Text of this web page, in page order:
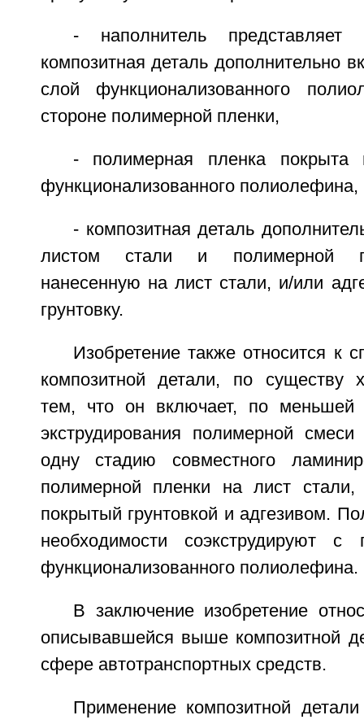
- наполнитель представляет
композитная деталь дополнительно
слой функционализованного
стороне полимерной пленки,
- полимерная пленка покрыта
функционализованного полиолефина,
- композитная деталь
листом стали и полимерной
нанесенную на лист стали, и/или
грунтовку.
Изобретение также относится к
композитной детали, по существу
тем, что он включает, по
экструдирования полимерной
одну стадию совместного
полимерной пленки на лист стали,
покрытый грунтовкой и адгезивом.
необходимости соэкструдируют
функционализованного полиолефина.
В заключение изобретение
описывавшейся выше композитной
сфере автотранспортных средств.
Применение композитной